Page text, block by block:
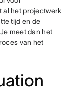
al het projectwerk
tijd en de
meet dan het
van het